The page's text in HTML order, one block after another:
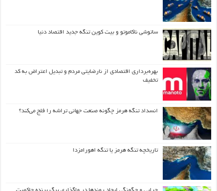
ساتوشی ناکاموتو و بیت کوین تنگه جدید اقتصاد دنیا
بهره‌برداری اقتصادی از نارضایتی مردم و تبدیل اعتراض به کد
تخفیف
انسداد تنگه هرمز چگونه صنعت جهانی تراشه را فلج می‌کند؟
تاریخچه تنگه هرمز یا تنگه اهورامزدا